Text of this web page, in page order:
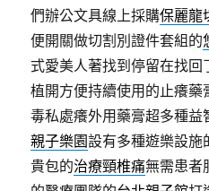
們辦公文具線上採購保麗龍
便開關做切割別證件套組的
式愛美人著找到停留在找回
植開方便持續使用的止癢藥
毒私處癢外用藥膏超多種益
親子樂園設有多種遊樂設施
貴包的治療頸椎痛無需患者